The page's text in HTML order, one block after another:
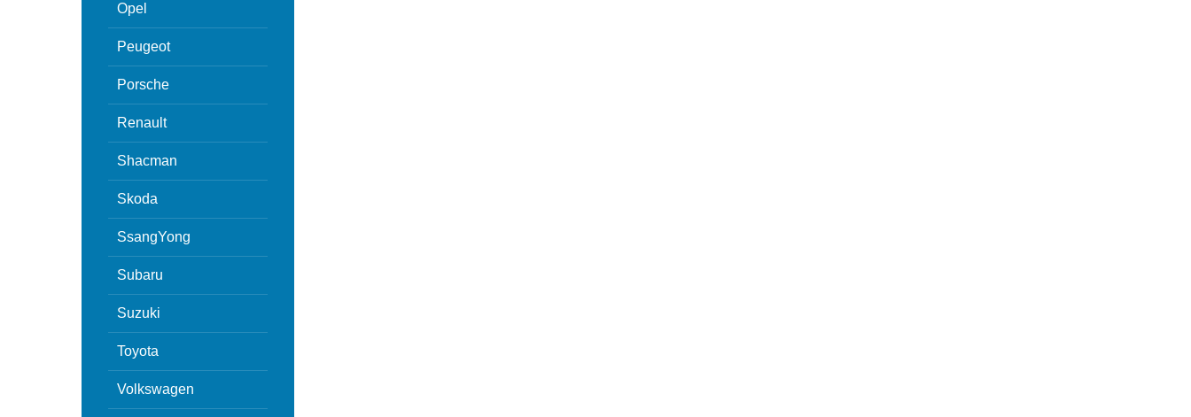
Opel
Peugeot
Porsche
Renault
Shacman
Skoda
SsangYong
Subaru
Suzuki
Toyota
Volkswagen